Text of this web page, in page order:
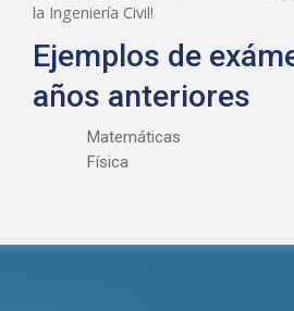
la Ingeniería Civil!
Ejemplos de
años anteriores
Matemáticas
Física